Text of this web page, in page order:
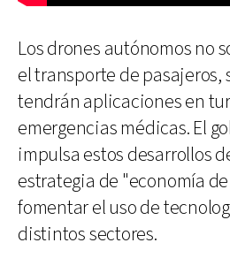
Los drones autónomos no
el transporte de
tendrán aplicaciones en
emergencias médicas. El
impulsa estos desarrollos
estrategia de "economía
fomentar el uso de
distintos sectores.